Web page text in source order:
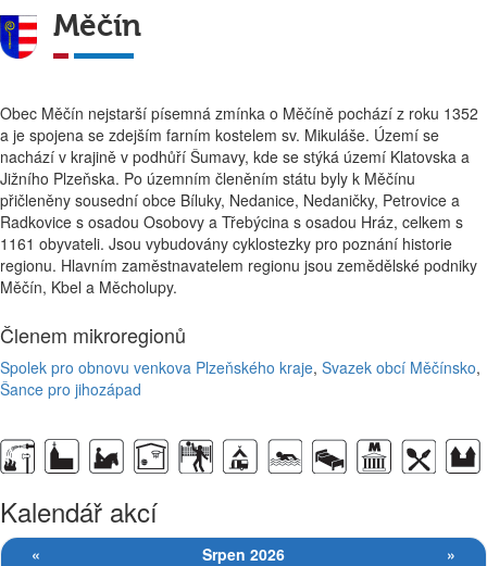
Měčín
Obec Měčín nejstarší písemná zmínka o Měčíně pochází z roku 1352
a je spojena se zdejším farním kostelem sv. Mikuláše. Území se
nachází v krajině v podhůří Šumavy, kde se stýká území Klatovska a
Jižního Plzeňska. Po územním členěním státu byly k Měčínu
přičleněny sousední obce Bíluky, Nedanice, Nedaničky, Petrovice a
Radkovice s osadou Osobovy a Třebýcina s osadou Hráz, celkem s
1161 obyvateli. Jsou vybudovány cyklostezky pro poznání historie
regionu. Hlavním zaměstnavatelem regionu jsou zemědělské podniky
Měčín, Kbel a Měcholupy.
Členem mikroregionů
Spolek pro obnovu venkova Plzeňského kraje, Svazek obcí Měčínsko,
Šance pro jihozápad
Kalendář akcí
« Srpen 2026
»